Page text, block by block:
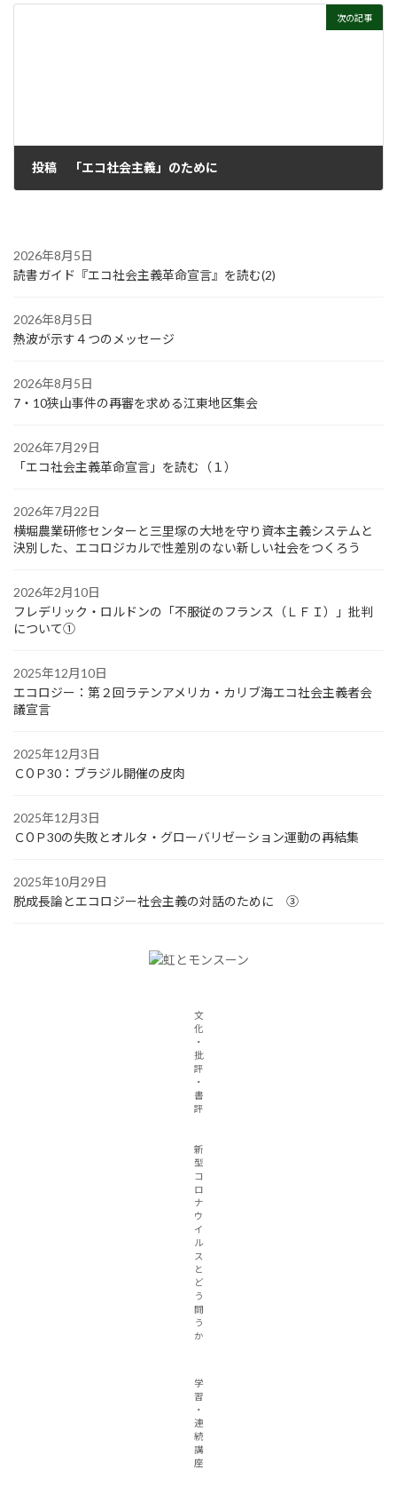
次の記事
投稿 「エコ社会主義」のために
2026年8月5日
読書ガイド『エコ社会主義革命宣言』を読む(2)
2026年8月5日
熱波が示す４つのメッセージ
2026年8月5日
7・10狭山事件の再審を求める江東地区集会
2026年7月29日
「エコ社会主義革命宣言」を読む（１）
2026年7月22日
横堀農業研修センターと三里塚の大地を守り資本主義システムと
決別した、エコロジカルで性差別のない新しい社会をつくろう
2026年2月10日
フレデリック・ロルドンの「不服従のフランス（ＬＦＩ）」批判
について①
2025年12月10日
エコロジー：第２回ラテンアメリカ・カリブ海エコ社会主義者会
議宣言
2025年12月3日
ＣОＰ30：ブラジル開催の皮肉
2025年12月3日
ＣОＰ30の失敗とオルタ・グローバリゼーション運動の再結集
2025年10月29日
脱成長論とエコロジー社会主義の対話のために ③
文
化
・
批
評
・
書
評
新
型
コ
ロ
ナ
ウ
イ
ル
ス
と
ど
う
闘
う
か
学
習
・
連
続
講
座